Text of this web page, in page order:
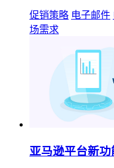
促销策略 电子邮件
场需求
亚马逊平台新功